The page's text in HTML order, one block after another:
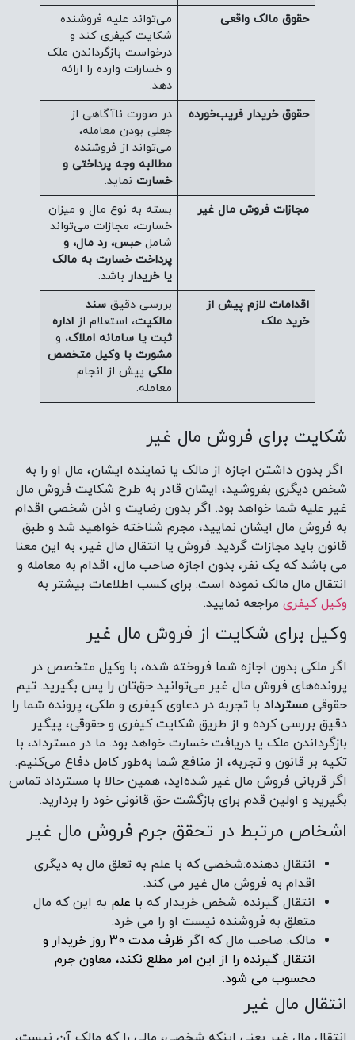
حقوق مالک واقعی
می‌تواند علیه فروشنده
شکایت کیفری کند و
درخواست بازگرداندن ملک
و خسارات وارده را ارائه
دهد.
حقوق خریدار فریب‌خورده
در صورت ناآگاهی از
جعلی بودن معامله،
می‌تواند از فروشنده
مطالبه وجه پرداختی و
خسارت نماید.
مجازات فروش مال غیر
بسته به نوع مال و میزان
خسارت، مجازات می‌تواند
شاملحبس، رد مال، و
پرداخت خسارت به مالک
یا خریدار باشد.
اقدامات لازم پیش از
خرید ملک
بررسی دقیقسند
مالکیت، استعلام ازاداره
ثبت یا سامانه املاک، و
مشورت با وکیل متخصص
ملکی پیش از انجام
معامله.
شکایت برای فروش مال غیر
اگر بدون داشتن اجازه از مالک یا نماینده ایشان، مال او را به
شخص دیگری بفروشید، ایشان قادر به طرح شکایت فروش مال
غیر علیه شما خواهد بود. اگر بدون رضایت و اذن شخصی اقدام
به فروش مال ایشان نمایید، مجرم شناخته خواهید شد و طبق
قانون باید مجازات گردید. فروش یا انتقال مال غیر، به این معنا
می باشد که یک نفر، بدون اجازه صاحب مال، اقدام به معامله و
انتقال مال مالک نموده است. برای کسب اطلاعات بیشتر به
وکیل کیفری مراجعه نمایید.
وکیل برای شکایت از فروش مال غیر
اگر ملکی بدون اجازه شما فروخته شده، با وکیل متخصص در
پرونده‌های فروش مال غیر می‌توانید حق‌تان را پس بگیرید. تیم
حقوقی مسترداد با تجربه در دعاوی کیفری و ملکی، پرونده شما را
دقیق بررسی کرده و از طریق شکایت کیفری و حقوقی، پیگیر
بازگرداندن ملک یا دریافت خسارت خواهد بود. ما در مسترداد، با
تکیه بر قانون و تجربه، از منافع شما به‌طور کامل دفاع می‌کنیم.
اگر قربانی فروش مال غیر شده‌اید، همین حالا با مسترداد تماس
بگیرید و اولین قدم برای بازگشت حق قانونی خود را بردارید.
اشخاص مرتبط در تحقق جرم فروش مال غیر
انتقال دهنده:شخصی که با علم به تعلق مال به دیگری
اقدام به فروش مال غیر می کند.
انتقال گیرنده: شخص خریدار که با علم به این که مال
متعلق به فروشنده نیست او را می خرد.
مالک: صاحب مال که اگر
ظرف مدت 30 روز خریدار و
انتقال گیرنده را از این امر مطلع نکند، معاون جرم
محسوب می شود.
انتقال مال غیر